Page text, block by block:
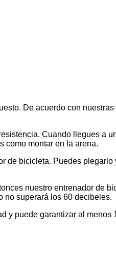
De acuerdo con
Cuando llegues a
como montar en la arena.
de bicicleta. Puedes
nuestro entrenador de
no superará los 60 decibeles.
y puede garantizar al menos